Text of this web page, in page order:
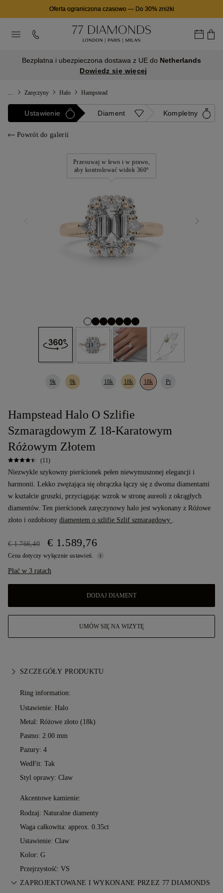
Oferta ograniczona czasowo— Do 30% zniżki
Bezpłatna i ubezpieczona dostawa z UE do Netherlands
Dowiedz się więcej
Zaręczyny Halo Hampstead
Ustawienie Diament Kompletny
Powrót do galerii
Przesuwaj w lewo i w prawo,
aby kontrolować widok 360°
9k 9k 18k 18k 18k Pt
Hampstead Halo O Szlifie
Szmaragdowym Z 18-Karatowym
Różowym Złotem
(11)
Niezwykle szykowny pierścionek pełen niewymuszonej elegancji i
harmonii. Lekko zwężająca się obrączka łączy się z dwoma diamentami
w kształcie gruszki, przyciągając wzrok w stronę aureoli z okrągłych
diamentów. Ten pierścionek zaręczynowy halo jest wykonany z Różowe
złoto i ozdobiony diamentem o szlifie Szlif szmaragdowy .
€ 1.766,40 € 1.589,76
Cena dotyczy wyłącznie ustawień.
Płać w 3 ratach
DODAJ DIAMENT
UMÓW SIĘ NA WIZYTĘ
SZCZEGÓŁY PRODUKTU
Ring information:
Ustawienie: Halo
Metal: Różowe złoto (18k)
Pasmo: 2.00 mm
Pazury: 4
WedFit: Tak
Styl oprawy: Claw
Akcentowe kamienie:
Rodzaj: Naturalne diamenty
Waga całkowita: approx. 0.35ct
Ustawienie: Claw
Kolor: G
Przejrzystość: VS
ZAPROJEKTOWANE I WYKONANE PRZEZ 77 DIAMONDS